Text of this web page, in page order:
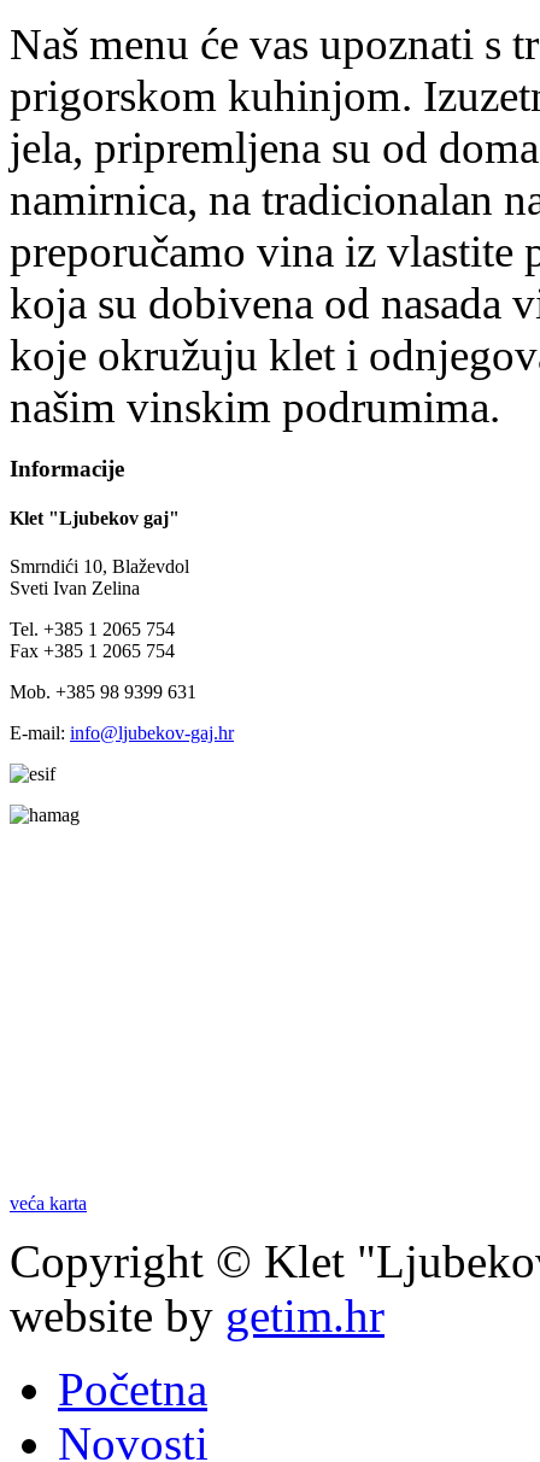
Naš menu će vas upoznati s
prigorskom kuhinjom.
jela, pripremljena su od
namirnica, na tradicionalan
preporučamo vina iz vlastite
koja su dobivena od nasada
koje okružuju klet i
našim vinskim podrumima.
Informacije
Klet "Ljubekov gaj"
Smrndići 10, Blaževdol
Sveti Ivan Zelina
Tel. +385 1 2065 754
Fax +385 1 2065 754
Mob. +385 98 9399 631
E-mail: info@ljubekov-gaj.hr
veća karta
Copyright © Klet
website by getim.hr
Početna
Novosti